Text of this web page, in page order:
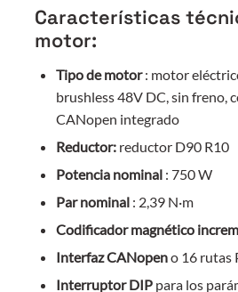
Características
motor:
Tipo de motor: motor
brushless 48V DC, sin freno,
CANopen integrado
Reductor: reductor D90 R10
Potencia nominal : 750 W
Par nominal : 2,39 N·m
Codificador magnético
Interfaz CANopeno 16 rutas
Interruptor DIP para los